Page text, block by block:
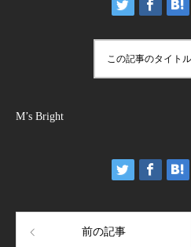
この記事のタイト
M’s Bright
前の記事